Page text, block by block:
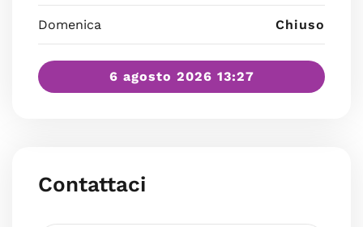
Domenica Chiuso
6 agosto 2026 13:27
Contattaci